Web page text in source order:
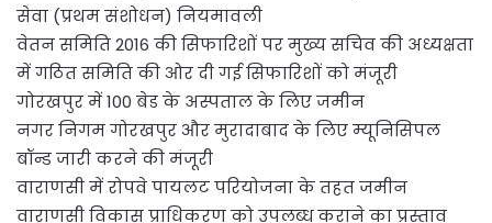
सेवा (प्रथम संशोधन) नियमावली
वेतन समिति 2016 की सिफारिशों पर मुख्य सचिव की अध्यक्षता
में गठित समिति की ओर दी गई सिफारिशों को मंजूरी
गोरखपुर में 100 बेड के अस्पताल के लिए जमीन
नगर निगम गोरखपुर और मुरादाबाद के लिए म्यूनिसिपल
बॉन्ड जारी करने की मंजूरी
वाराणसी में रोपवे पायलट परियोजना के तहत जमीन
वाराणसी विकास प्राधिकरण को उपलब्ध कराने का प्रस्ताव